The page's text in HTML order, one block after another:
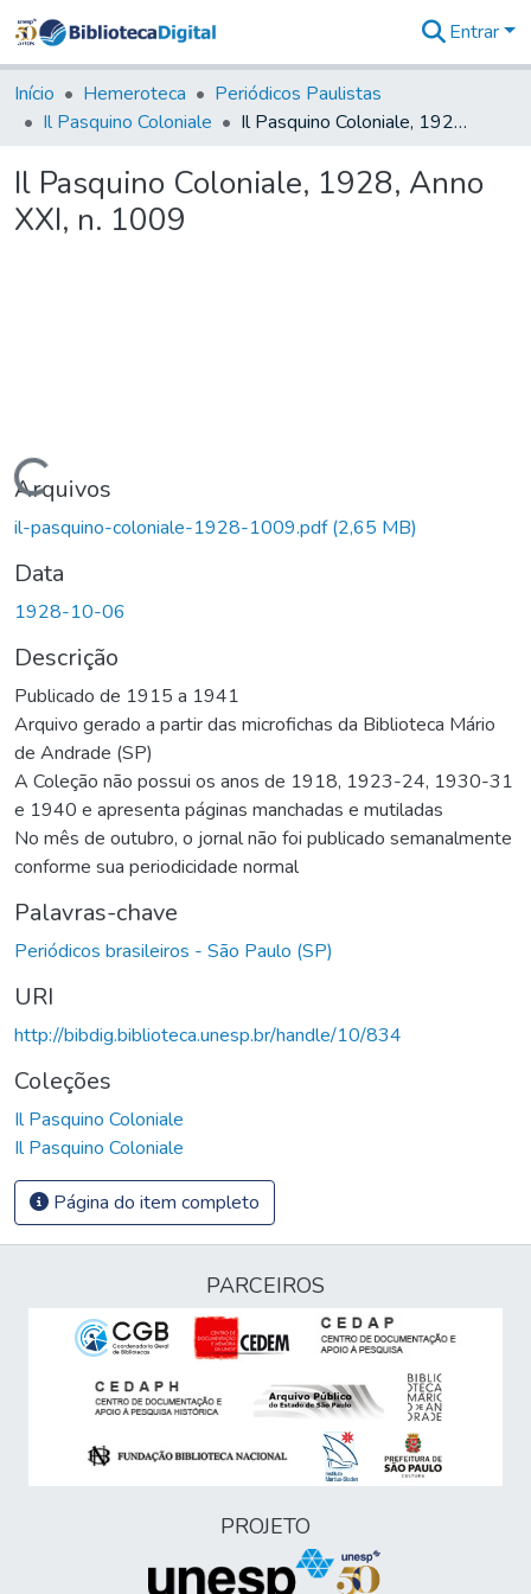
&
Coleções
Tudo na
Digital
Entrar
Início Hemeroteca
Periódicos Paulistas
Il Pasquino Coloniale
Il Pasquino Coloniale, 1928, Anno XXI, n. 1009
Il Pasquino Coloniale, 1928, Anno
XXI, n. 1009
Carregando...
Arquivos
il-pasquino-coloniale-1928-1009.pdf(2,65 MB)
Data
1928-10-06
Descrição
Publicado de 1915 a 1941
Arquivo gerado a partir das microfichas da Biblioteca Mário
de Andrade (SP)
A Coleção não possui os anos de 1918, 1923-24, 1930-31
e 1940 e apresenta páginas manchadas e mutiladas
No mês de outubro, o jornal não foi publicado semanalmente
conforme sua periodicidade normal
Palavras-chave
Periódicos brasileiros - São Paulo (SP)
URI
http://bibdig.biblioteca.unesp.br/handle/10/834
Coleções
Il Pasquino Coloniale
Il Pasquino Coloniale
Página do item completo
PARCEIROS
PROJETO